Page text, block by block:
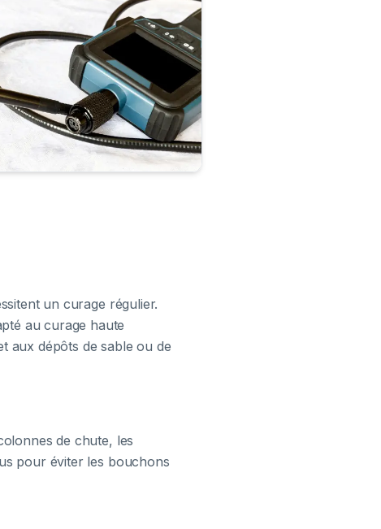
un curage régulier.
au curage haute
aux dépôts de sable ou de
de chute, les
pour éviter les bouchons